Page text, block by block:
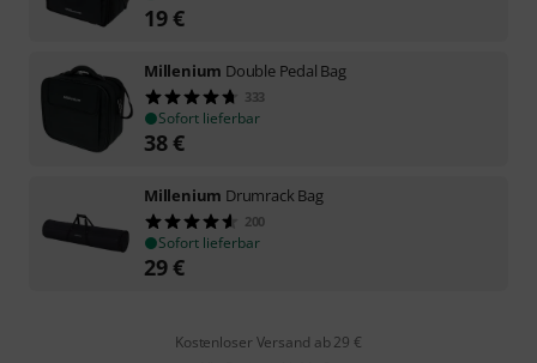
19€
Millenium Double Pedal Bag
333
Sofort lieferbar
38€
Millenium Drumrack Bag
200
Sofort lieferbar
29€
Kostenloser Versand ab 29 €